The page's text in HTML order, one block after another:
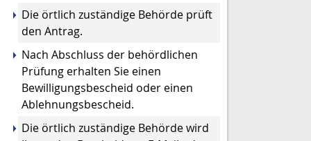
Die örtlich zuständige Behörde prüft
den Antrag.
Nach Abschluss der behördlichen
Prüfung erhalten Sie einen
Bewilligungsbescheid oder einen
Ablehnungsbescheid.
Die örtlich zuständige Behörde wird